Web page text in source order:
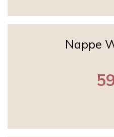
Nappe